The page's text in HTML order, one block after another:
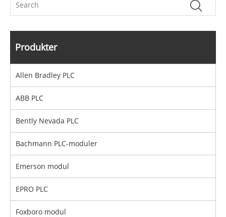
Produkter
Allen Bradley PLC
ABB PLC
Bently Nevada PLC
Bachmann PLC-moduler
Emerson modul
EPRO PLC
Foxboro modul